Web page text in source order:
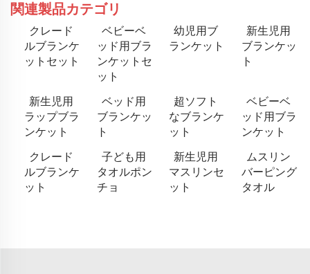
関連製品カテゴリ
クレード
ルブランケ
ットセット
ベビーベ
ッド用ブラ
ンケットセ
ット
幼児用ブ
ランケット
新生児用
ブランケッ
ト
新生児用
ラップブラ
ンケット
ベッド用
ブランケッ
ト
超ソフト
なブランケ
ット
ベビーベ
ッド用ブラ
ンケット
クレード
ルブランケ
ット
子ども用
タオルポン
チョ
新生児用
マスリンセ
ット
ムスリン
バーピング
タオル